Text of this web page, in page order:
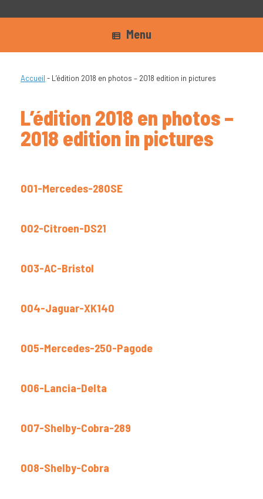
Menu
Accueil - L’édition 2018 en photos – 2018 edition in pictures
L’édition 2018 en photos –
2018 edition in pictures
001-Mercedes-280SE
002-Citroen-DS21
003-AC-Bristol
004-Jaguar-XK140
005-Mercedes-250-Pagode
006-Lancia-Delta
007-Shelby-Cobra-289
008-Shelby-Cobra